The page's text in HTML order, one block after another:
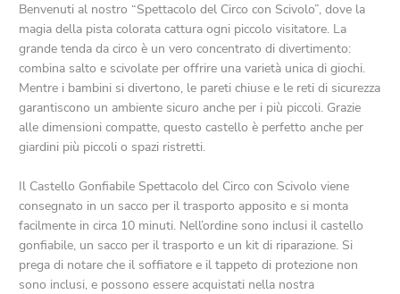
Benvenuti al nostro “Spettacolo del Circo con Scivolo”, dove la
magia della pista colorata cattura ogni piccolo visitatore. La
grande tenda da circo è un vero concentrato di divertimento:
combina salto e scivolate per offrire una varietà unica di giochi.
Mentre i bambini si divertono, le pareti chiuse e le reti di sicurezza
garantiscono un ambiente sicuro anche per i più piccoli. Grazie
alle dimensioni compatte, questo castello è perfetto anche per
giardini più piccoli o spazi ristretti.
Il Castello Gonfiabile Spettacolo del Circo con Scivolo viene
consegnato in un sacco per il trasporto apposito e si monta
facilmente in circa 10 minuti. Nell’ordine sono inclusi il castello
gonfiabile, un sacco per il trasporto e un kit di riparazione. Si
prega di notare che il soffiatore e il tappeto di protezione non
sono inclusi, e possono essere acquistati nella nostra